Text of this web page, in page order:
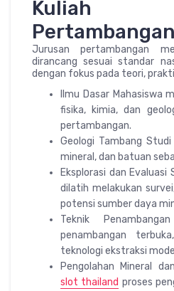
Kuliah
Pertambangan
Jurusan pertambangan
dirancang sesuai standar
dengan fokus pada teori,
Ilmu Dasar Mahasiswa
fisika, kimia, dan
pertambangan.
Geologi Tambang
mineral, dan batuan
Eksplorasi dan Evaluasi
dilatih melakukan
potensi sumber daya
Teknik
penambangan
teknologi ekstraksi
Pengolahan Mineral
slot thailand proses